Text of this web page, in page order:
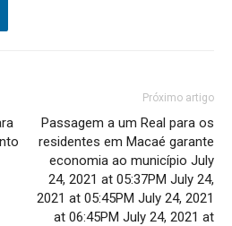
Próximo artigo
Passagem a um Real para os
residentes em Macaé garante
economia ao município July
24, 2021 at 05:37PM July 24,
2021 at 05:45PM July 24, 2021
at 06:45PM July 24, 2021 at